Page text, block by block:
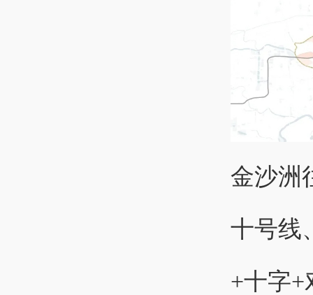
金沙洲
十号线
+十字+